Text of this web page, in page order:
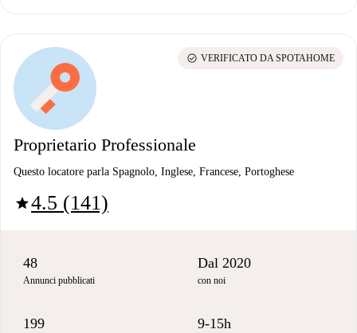
Proprietario Professionale
Questo locatore parla Spagnolo, Inglese, Francese, Portoghese
star4.5 (141)
check_circle VERIFICATO DA SPOTAHOME
48
Annunci pubblicati
Dal 2020
con noi
199 9-15h